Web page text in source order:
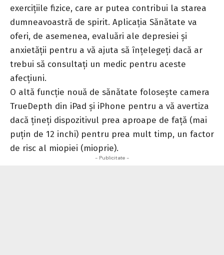
exercițiile fizice, care ar putea contribui la starea
dumneavoastră de spirit. Aplicația Sănătate va
oferi, de asemenea, evaluări ale depresiei și
anxietății pentru a vă ajuta să înțelegeți dacă ar
trebui să consultați un medic pentru aceste
afecțiuni.
O altă funcție nouă de sănătate folosește camera
TrueDepth din iPad și iPhone pentru a vă avertiza
dacă țineți dispozitivul prea aproape de față (mai
puțin de 12 inchi) pentru prea mult timp, un factor
de risc al miopiei (mioprie).
- Publicitate -